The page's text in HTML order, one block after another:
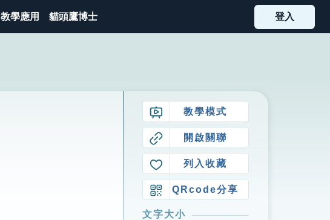
教學應用 貓頭鷹博士 登入
教學模式
開啟關聯
列入收藏
QRcode分享
文字大小